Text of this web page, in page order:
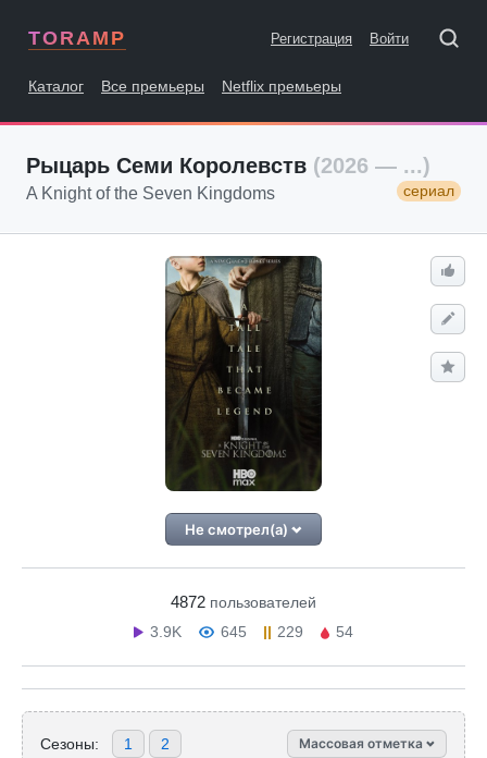
TORAMP Регистрация Войти
Каталог Все премьеры Netflix премьеры
Рыцарь Семи Королевств (2026 — ...)
сериал
A Knight of the Seven Kingdoms
Не смотрел(а)
4872 пользователей
3.9K
645 229 54
Сезоны: 1 2 Массовая отметка